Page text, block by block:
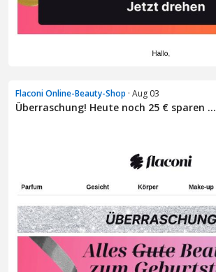
Flaconi Online-Beauty-Shop · Aug 03
Überraschung! Heute noch 25 € sparen ...